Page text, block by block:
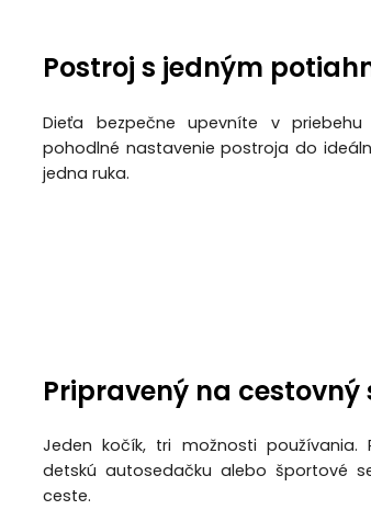
Postroj s jedným
Dieťa bezpečne upevníte v
pohodlné nastavenie postroja do
jedna ruka.
Pripravený na cestovný
Jeden kočík, tri možnosti používania.
detskú autosedačku alebo športové
ceste.